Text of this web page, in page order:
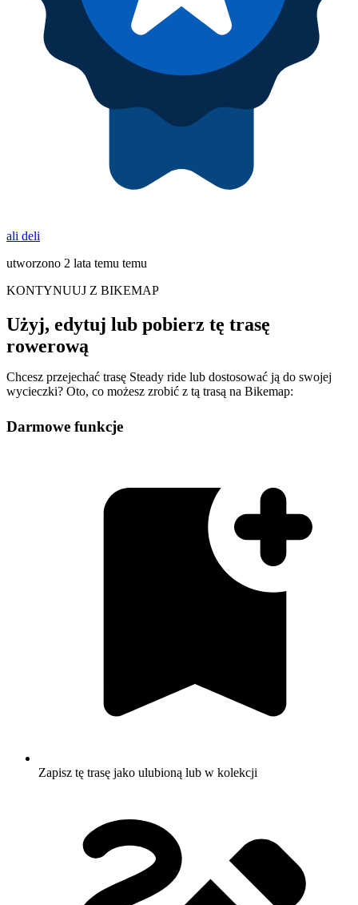
ali deli
utworzono 2 lata temu temu
KONTYNUUJ Z BIKEMAP
Użyj, edytuj lub pobierz tę trasę
rowerową
Chcesz przejechać trasę Steady ride lub dostosować ją do swojej
wycieczki? Oto, co możesz zrobić z tą trasą na Bikemap:
Darmowe funkcje
Zapisz tę trasę jako ulubioną lub w kolekcji